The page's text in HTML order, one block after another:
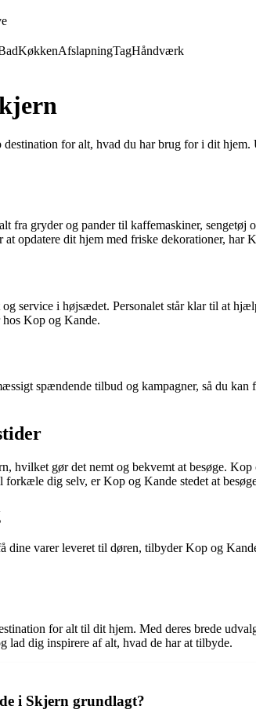
KøkkenAfslapningTagHåndværk
for alt, hvad du har brug for i dit
fra gryder og pander til kaffemaskiner,
at opdatere dit hjem med friske dekorationer, har
service i højsædet. Personalet står klar til at
Kop og Kande.
spændende tilbud og kampagner, så du
hvilket gør det nemt og bekvemt at besøge.
dig selv, er Kop og Kande stedet at
dine varer leveret til døren, tilbyder Kop og
for alt til dit hjem. Med deres brede
lad dig inspirere af alt, hvad de har at tilbyde.
i Skjern grundlagt?